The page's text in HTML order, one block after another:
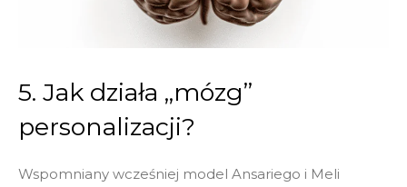
5. Jak działa „mózg”
personalizacji?
Wspomniany wcześniej model Ansariego i Meli